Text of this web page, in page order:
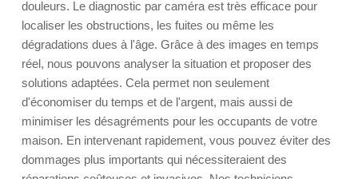
douleurs. Le diagnostic par caméra est très efficace pour
localiser les obstructions, les fuites ou même les
dégradations dues à l'âge. Grâce à des images en temps
réel, nous pouvons analyser la situation et proposer des
solutions adaptées. Cela permet non seulement
d'économiser du temps et de l'argent, mais aussi de
minimiser les désagréments pour les occupants de votre
maison. En intervenant rapidement, vous pouvez éviter des
dommages plus importants qui nécessiteraient des